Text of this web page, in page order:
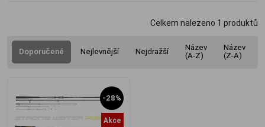
Celkem nalezeno 1 produktů
Doporučené Nejlevnější Nejdražší
Název
(A-Z)
Název
(Z-A)
-28%
Akce